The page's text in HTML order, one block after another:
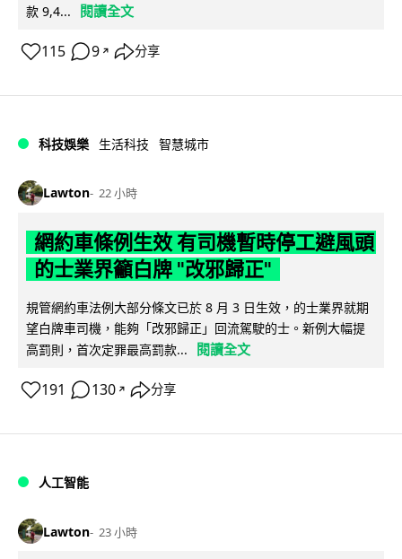
款 9,4...
閱讀全文
115 9 ↗ 分享
科技娛樂 生活科技 智慧城市
Lawton 22 小時
網約車條例生效 有司機暫時停工避風頭
的士業界籲白牌 "改邪歸正"
規管網約車法例大部分條文已於 8 月 3 日生效，的士業界就期
望白牌車司機，能夠「改邪歸正」回流駕駛的士。新例大幅提
高罰則，首次定罪最高罰款...
閱讀全文
191 130 ↗ 分享
人工智能
Lawton 23 小時